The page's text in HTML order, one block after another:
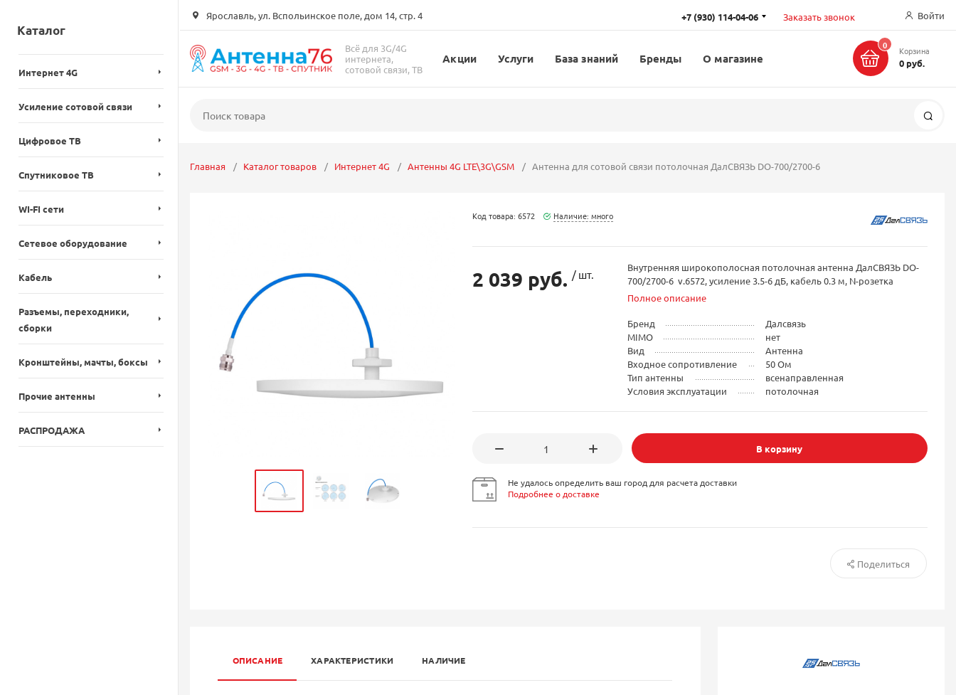
Ярославль, ул. Вспольинское поле, дом 14, стр. 4 +7 (930) 114-04-06 Заказать звонок Войти
Всё для 3G/4G
интернета,
сотовой связи, ТВ
Акции Услуги База знаний Бренды О магазине
0 Корзина
0 руб.
Каталог
Интернет 4G
Усиление сотовой связи
Цифровое ТВ
Спутниковое ТВ
WI-FI сети
Сетевое оборудование
Кабель
Разъемы, переходники,
сборки
Кронштейны, мачты, боксы
Прочие антенны
РАСПРОДАЖА
Главная Каталог товаров Интернет 4G Антенны 4G LTE\3G\GSM Антенна для сотовой связи потолочная ДалСВЯЗЬ DO-700/2700-6
Код товара: 6572 Наличие: много
2 039 руб. / шт.
Внутренняя широкополосная потолочная антенна ДалСВЯЗЬ DO-
700/2700-6 v.6572, усиление 3.5-6 дБ, кабель 0.3 м, N-розетка
Полное описание
Бренд
Далсвязь
MIMO
нет
Вид
Антенна
Входное сопротивление
50 Ом
Тип антенны
всенаправленная
Условия эксплуатации
потолочная
В корзину
Не удалось определить ваш город для расчета доставки
Подробнее о доставке
Поделиться
ОПИСАНИЕ ХАРАКТЕРИСТИКИ НАЛИЧИЕ